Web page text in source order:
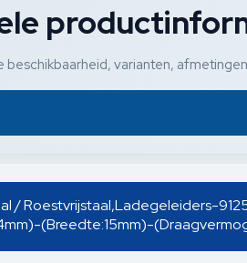
beschikbaarheid, varianten,
/ Roestvrijstaal,Ladegeleiders-
(Breedte:15mm)-